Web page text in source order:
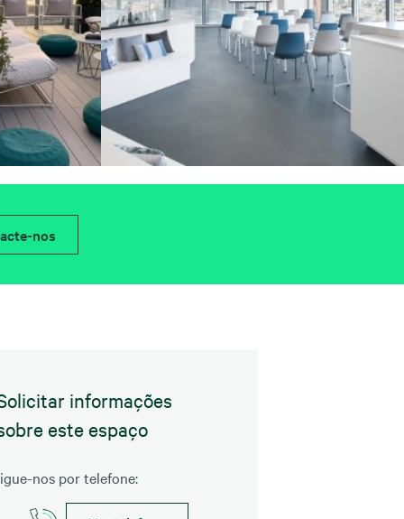
nos
informações
este espaço
nos por telefone: